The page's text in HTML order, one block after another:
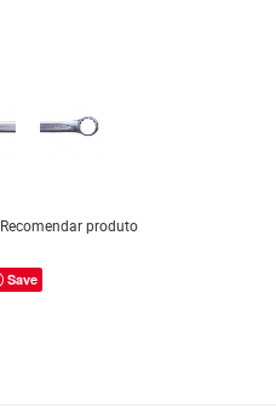
Recomendar produto
Save